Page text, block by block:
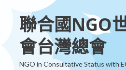
聯合國NGO
會台灣總會
NGO in Consultative Status with